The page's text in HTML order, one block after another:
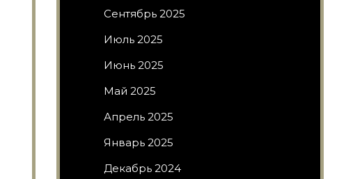
Сентябрь 2025
Июль 2025
Июнь 2025
Май 2025
Апрель 2025
Январь 2025
Декабрь 2024